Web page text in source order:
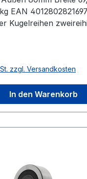
EAN
Kugelreihen
zzgl. Versandkosten
In den Warenkorb